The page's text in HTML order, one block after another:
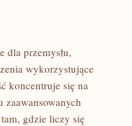
dla przemysłu,
wykorzystujące
koncentruje się na
gdzie liczy się